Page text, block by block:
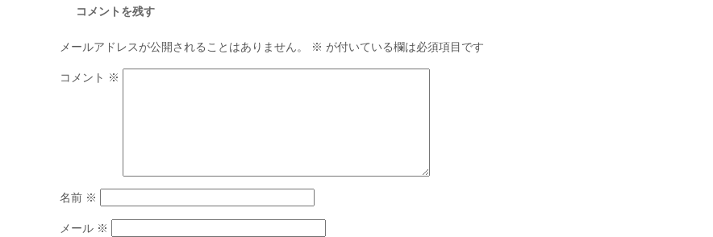
コメントを残す
メールアドレスが公開されることはありません。 ※ が付いている欄は必須項目です
コメント ※
名前 ※
メール ※